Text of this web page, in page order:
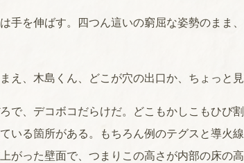
手を伸ばす。四つん這いの窮屈な姿勢のまま
え、木島くん、どこが穴の出口か、ちょっと
で、デコボコだらけだ。どこもかしこもひび
いる箇所がある。もちろん例のテグスと導火
がった壁面で、つまりこの高さが内部の床の高